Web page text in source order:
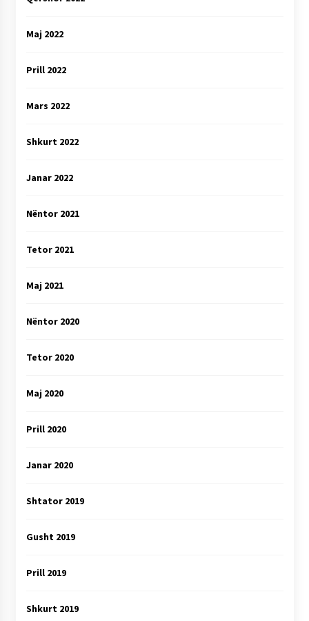
Maj 2022
Prill 2022
Mars 2022
Shkurt 2022
Janar 2022
Nëntor 2021
Tetor 2021
Maj 2021
Nëntor 2020
Tetor 2020
Maj 2020
Prill 2020
Janar 2020
Shtator 2019
Gusht 2019
Prill 2019
Shkurt 2019